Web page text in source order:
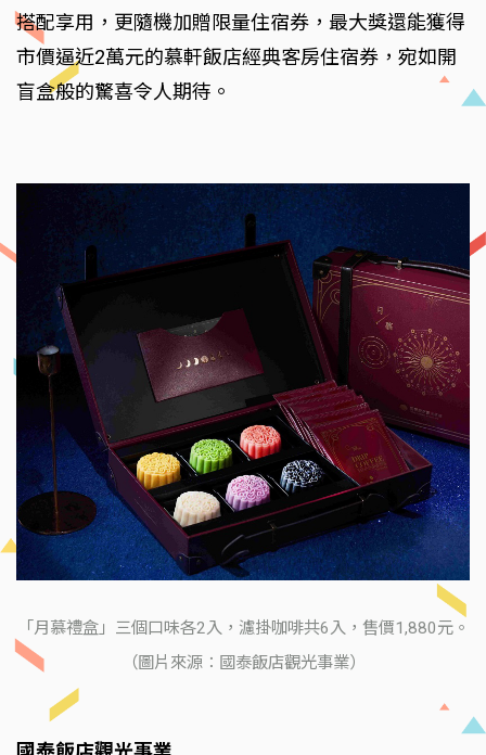
搭配享用，更隨機加贈限量住宿券，最大獎還能獲得
市價逼近2萬元的慕軒飯店經典客房住宿券，宛如開
盲盒般的驚喜令人期待。
「月慕禮盒」三個口味各2入，濾掛咖啡共6入，售價1,880元。
（圖片來源：國泰飯店觀光事業）